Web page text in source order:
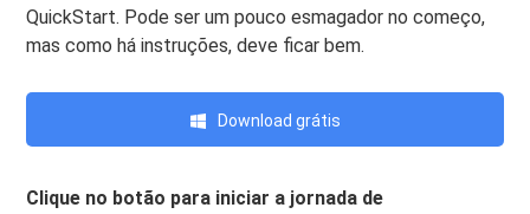
QuickStart. Pode ser um pouco esmagador no começo,
mas como há instruções, deve ficar bem.
Download grátis
Clique no botão para iniciar a jornada de